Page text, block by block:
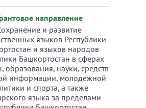
направление
и развитие
языков Республики
и языков народов
Башкортостан в сферах
образования, науки, средств
информации, молодежной
и спорта, а также
языка за пределами